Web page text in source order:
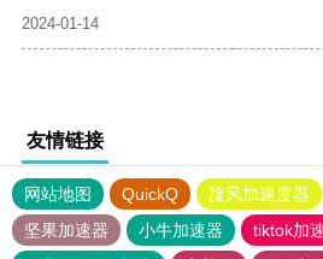
2024-01-14
友情链接
网站地图 QuickQ 旋风加速度器
坚果加速器
小牛加速器 tiktok加